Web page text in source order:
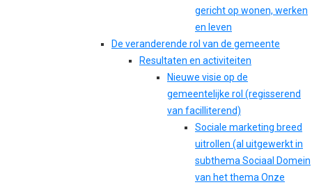
gericht op wonen, werken
en leven
De veranderende rol van de gemeente
Resultaten en activiteiten
Nieuwe visie op de
gemeentelijke rol (regisserend
van facilliterend)
Sociale marketing breed
uitrollen (al uitgewerkt in
subthema Sociaal Domein
van het thema Onze